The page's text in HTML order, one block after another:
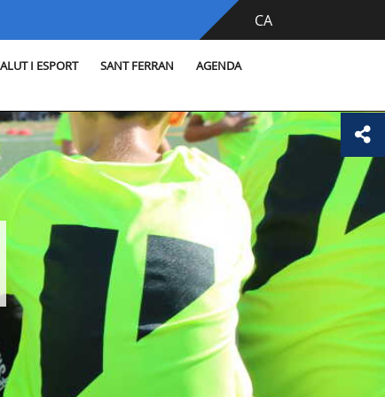
CA
I ESPORT SANT FERRAN AGENDA